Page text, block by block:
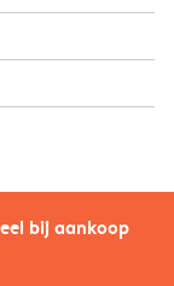
bij aankoop